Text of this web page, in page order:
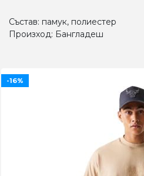
Състав: памук, полиестер
Произход: Бангладеш
-16%